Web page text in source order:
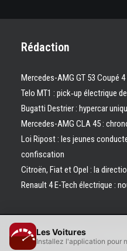
Rédaction
Mercedes-AMG GT 53 Coupé
Telo MT1 : pick‑up électrique
Bugatti Destrier : hypercar
Mercedes-AMG CLA 45 :
Loi Ripost : les jeunes
confiscation
Citroën, Fiat et Opel : la
Renault 4 E-Tech électrique :
© 2026 Les Voitures. | Tous
Les Voitures
Installez l'application pour